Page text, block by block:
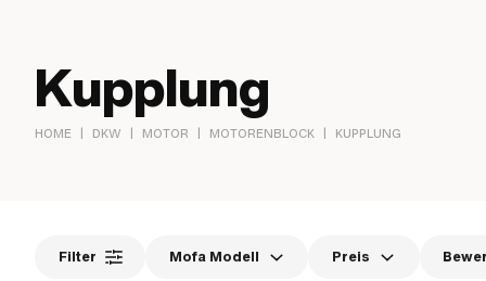
Kupplung
HOME | DKW | MOTOR | MOTORENBLOCK | KUPPLUNG
Filter Mofa Modell Preis